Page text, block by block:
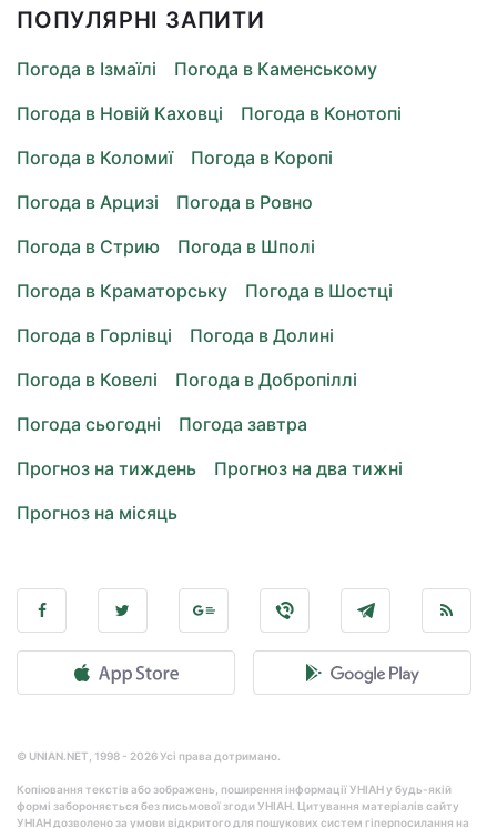
ПОПУЛЯРНІ ЗАПИТИ
Погода в Ізмаїлі
Погода в Каменському
Погода в Новій Каховці
Погода в Конотопі
Погода в Коломиї
Погода в Коропі
Погода в Арцизі
Погода в Ровно
Погода в Стрию
Погода в Шполі
Погода в Краматорську
Погода в Шостці
Погода в Горлівці
Погода в Долині
Погода в Ковелі
Погода в Добропіллі
Погода сьогодні
Погода завтра
Прогноз на тиждень
Прогноз на два тижні
Прогноз на місяць
© UNIAN.NET, 1998 - 2026 Усі права дотримано.
Копіювання текстів або зображень, поширення інформації УНІАН у будь-якій
формі забороняється без письмової згоди УНІАН. Цитування матеріалів сайту
УНІАН дозволено за умови відкритого для пошукових систем гіперпосилання на